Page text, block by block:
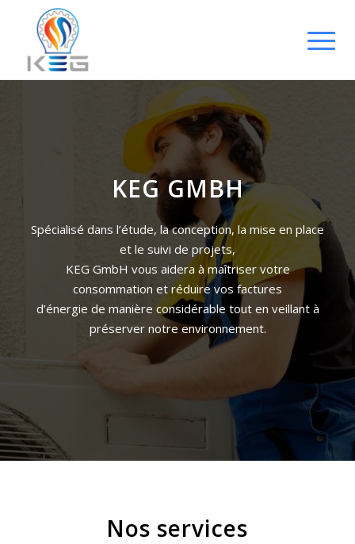
KEG GMBH
Spécialisé dans l’étude, la conception, la mise en place
et le suivi de projets,
KEG GmbH vous aidera à maîtriser votre
consommation et réduire vos factures
d’énergie de manière considérable tout en veillant à
préserver notre environnement.
Nos services